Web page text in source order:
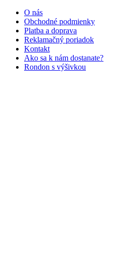
O nás
Obchodné podmienky
Platba a doprava
Reklamačný poriadok
Kontakt
Ako sa k nám dostanate?
Rondon s výšivkou